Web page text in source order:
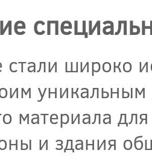
широко
материала
и здания